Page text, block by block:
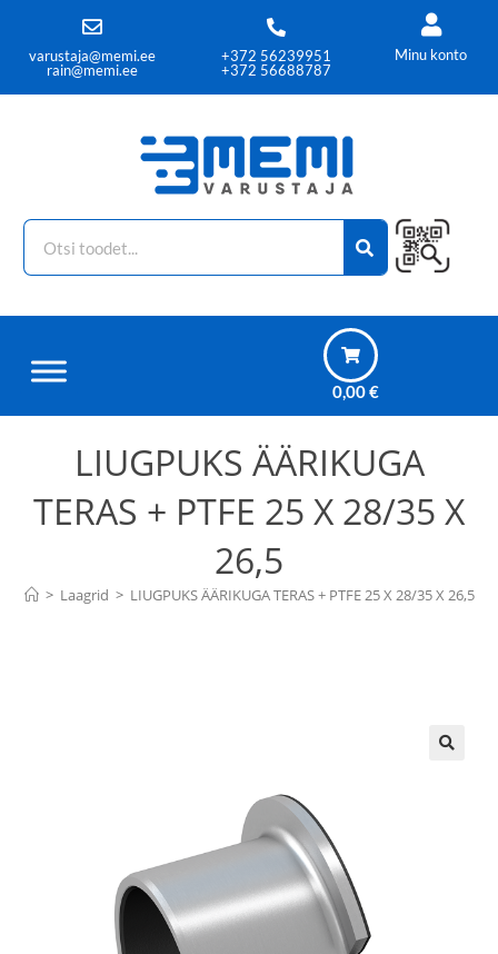
varustaja@memi.ee
rain@memi.ee
+372 56239951
+372 56688787
Minu konto
0,00€
LIUGPUKS ÄÄRIKUGA
TERAS + PTFE 25 X 28/35 X
26,5
> Laagrid > LIUGPUKS ÄÄRIKUGA TERAS + PTFE 25 X 28/35 X 26,5